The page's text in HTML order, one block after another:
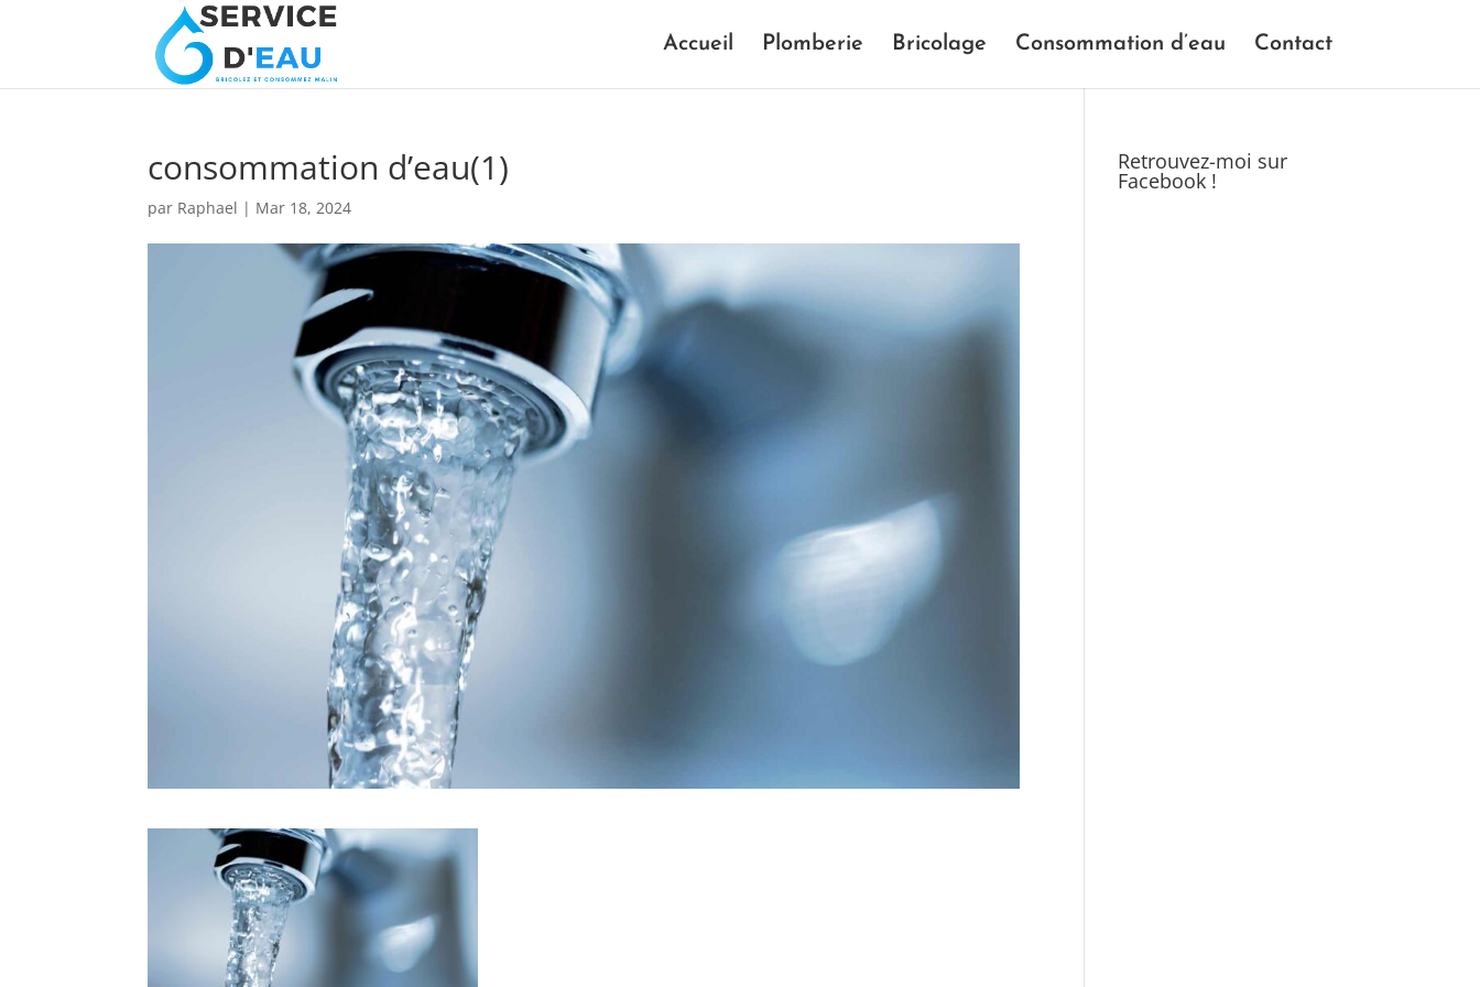
Accueil Plomberie Bricolage Consommation d’eau Contact
consommation d’eau(1)
par Raphael | Mar 18, 2024
Retrouvez-moi sur
Facebook !